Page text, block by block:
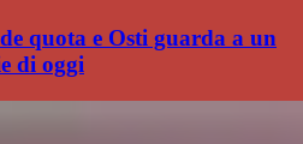
quota e Osti guarda a un
di oggi